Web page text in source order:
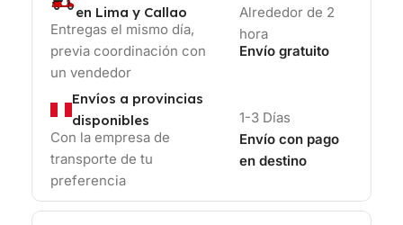
en Lima y Callao
Entregas el mismo día,
previa coordinación con
un vendedor
Alrededor de 2
hora
Envío gratuito
Envíos a provincias
disponibles
Con la empresa de
transporte de tu
preferencia
1-3 Días
Envío con pago
en destino